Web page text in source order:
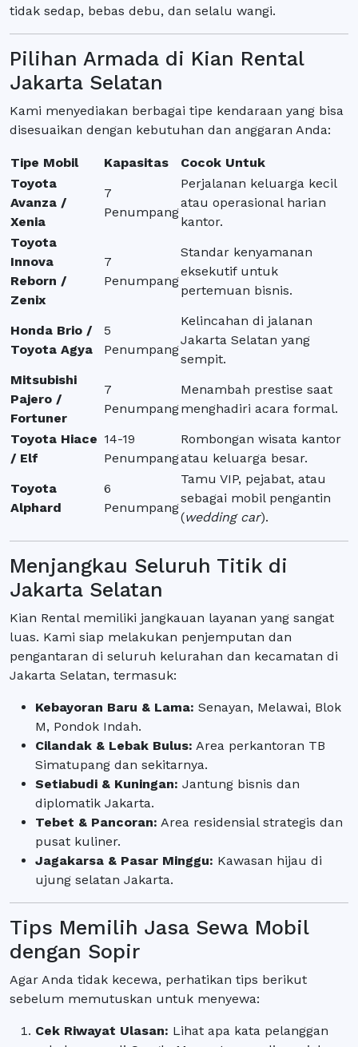
tidak sedap, bebas debu, dan selalu wangi.
Pilihan Armada di Kian Rental
Jakarta Selatan
Kami menyediakan berbagai tipe kendaraan yang bisa
disesuaikan dengan kebutuhan dan anggaran Anda:
Tipe Mobil Kapasitas
Cocok Untuk
Toyota
Avanza /
Xenia
7
Penumpang
Perjalanan keluarga kecil
atau operasional harian
kantor.
Toyota
Innova
Reborn /
Zenix
7
Penumpang
Standar kenyamanan
eksekutif untuk
pertemuan bisnis.
Honda Brio /
Toyota Agya
5
Penumpang
Kelincahan di jalanan
Jakarta Selatan yang
sempit.
Mitsubishi
Pajero /
Fortuner
7
Penumpang
Menambah prestise saat
menghadiri acara formal.
Toyota Hiace
/ Elf
14-19
Penumpang
Rombongan wisata kantor
atau keluarga besar.
Toyota
Alphard
6
Penumpang
Tamu VIP, pejabat, atau
sebagai mobil pengantin
(wedding car).
Menjangkau Seluruh Titik di
Jakarta Selatan
Kian Rental memiliki jangkauan layanan yang sangat
luas. Kami siap melakukan penjemputan dan
pengantaran di seluruh kelurahan dan kecamatan di
Jakarta Selatan, termasuk:
Kebayoran Baru & Lama: Senayan, Melawai, Blok
M, Pondok Indah.
Cilandak & Lebak Bulus: Area perkantoran TB
Simatupang dan sekitarnya.
Setiabudi & Kuningan: Jantung bisnis dan
diplomatik Jakarta.
Tebet & Pancoran: Area residensial strategis dan
pusat kuliner.
Jagakarsa & Pasar Minggu: Kawasan hijau di
ujung selatan Jakarta.
Tips Memilih Jasa Sewa Mobil
dengan Sopir
Agar Anda tidak kecewa, perhatikan tips berikut
sebelum memutuskan untuk menyewa:
Cek Riwayat Ulasan: Lihat apa kata pelanggan